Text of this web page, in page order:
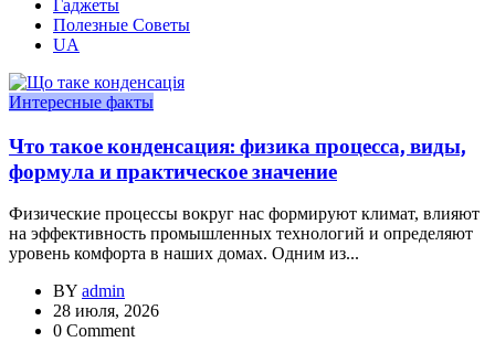
Гаджеты
Полезные Советы
UA
Интересные факты
Что такое конденсация: физика процесса, виды,
формула и практическое значение
Физические процессы вокруг нас формируют климат, влияют
на эффективность промышленных технологий и определяют
уровень комфорта в наших домах. Одним из...
BY admin
28 июля, 2026
0 Comment